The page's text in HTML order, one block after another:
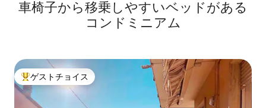
車椅子から移乗しやすいベッドがある
コンドミニアム
大好評のゲストチョイスです。
ゲストチョイス